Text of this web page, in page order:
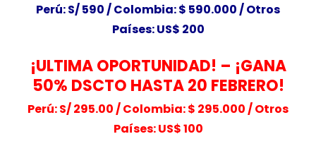
Perú: S/ 590 /Colombia: $ 590.000 /Otros
Países: US$ 200
¡ULTIMA OPORTUNIDAD! – ¡GANA
50% DSCTO HASTA 20 FEBRERO!
Perú: S/ 295.00 /Colombia: $ 295.000 /Otros
Países: US$ 100